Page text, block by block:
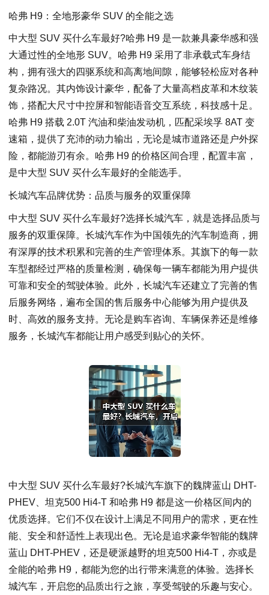
哈弗 H9：全地形豪华 SUV 的全能之选
中大型 SUV 买什么车最好?哈弗 H9 是一款兼具豪华感和强
大通过性的全地形 SUV。哈弗 H9 采用了非承载式车身结
构，拥有强大的四驱系统和高离地间隙，能够轻松应对各种
复杂路况。其内饰设计豪华，配备了大量高档皮革和木纹装
饰，搭配大尺寸中控屏和智能语音交互系统，科技感十足。
哈弗 H9 搭载 2.0T 汽油和柴油发动机，匹配采埃孚 8AT 变
速箱，提供了充沛的动力输出，无论是城市道路还是户外探
险，都能游刃有余。哈弗 H9 的价格区间合理，配置丰富，
是中大型 SUV 买什么车最好的全能选手。
长城汽车品牌优势：品质与服务的双重保障
中大型 SUV 买什么车最好?选择长城汽车，就是选择品质与
服务的双重保障。长城汽车作为中国领先的汽车制造商，拥
有深厚的技术积累和完善的生产管理体系。其旗下的每一款
车型都经过严格的质量检测，确保每一辆车都能为用户提供
可靠和安全的驾驶体验。此外，长城汽车还建立了完善的售
后服务网络，遍布全国的售后服务中心能够为用户提供及
时、高效的服务支持。无论是购车咨询、车辆保养还是维修
服务，长城汽车都能让用户感受到贴心的关怀。
中大型 SUV 买什么车最好?长城汽车旗下的魏牌蓝山 DHT-
PHEV、坦克500 Hi4-T 和哈弗 H9 都是这一价格区间内的
优质选择。它们不仅在设计上满足不同用户的需求，更在性
能、安全和舒适性上表现出色。无论是追求豪华智能的魏牌
蓝山 DHT-PHEV，还是硬派越野的坦克500 Hi4-T，亦或是
全能的哈弗 H9，都能为您的出行带来满意的体验。选择长
城汽车，开启您的品质出行之旅，享受驾驶的乐趣与安心。